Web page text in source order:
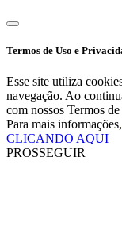
Termos de Uso e
Esse site utiliza
navegação. Ao
com nossos Termos
Para mais informações,
CLICANDO AQUI
PROSSEGUIR